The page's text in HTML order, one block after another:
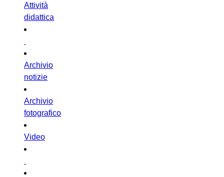
Attività
didattica
Archivio
notizie
Archivio
fotografico
Video